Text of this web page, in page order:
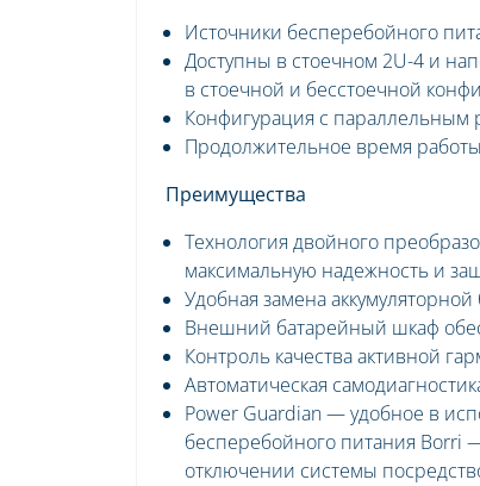
Источники бесперебойного
Доступны в стоечном 2U-4 и
в стоечной и бесстоечной
Конфигурация с параллельным
Продолжительное время
Преимущества
Технология двойного
максимальную надежность и
Удобная замена
Внешний батарейный шкаф
Контроль качества активной
Автоматическая
Power Guardian — удобное в
бесперебойного питания Borri
отключении системы